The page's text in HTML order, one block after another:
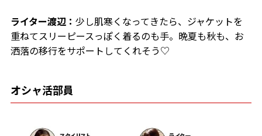
ライター渡辺： 少し肌寒くなってきたら、ジャケットを
重ねてスリーピースっぽく着るのも手。晩夏も秋も、お
洒落の移行をサポートしてくれそう♡
オシャ活部員